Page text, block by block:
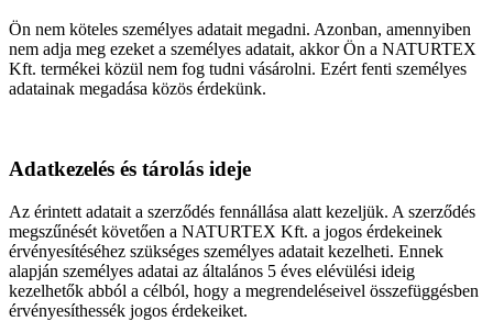
Ön nem köteles személyes adatait megadni. Azonban, amennyiben
nem adja meg ezeket a személyes adatait, akkor Ön a NATURTEX
Kft. termékei közül nem fog tudni vásárolni. Ezért fenti személyes
adatainak megadása közös érdekünk.
Adatkezelés és tárolás ideje
Az érintett adatait a szerződés fennállása alatt kezeljük. A szerződés
megszűnését követően a NATURTEX Kft. a jogos érdekeinek
érvényesítéséhez szükséges személyes adatait kezelheti. Ennek
alapján személyes adatai az általános 5 éves elévülési ideig
kezelhetők abból a célból, hogy a megrendeléseivel összefüggésben
érvényesíthessék jogos érdekeiket.